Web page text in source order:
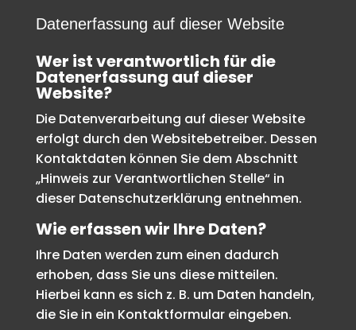
Datenerfassung auf dieser Website
Wer ist verantwortlich für die
Datenerfassung auf dieser
Website?
Die Datenverarbeitung auf dieser Website
erfolgt durch den Websitebetreiber. Dessen
Kontaktdaten können Sie dem Abschnitt
„Hinweis zur Verantwortlichen Stelle“ in
dieser Datenschutzerklärung entnehmen.
Wie erfassen wir Ihre Daten?
Ihre Daten werden zum einen dadurch
erhoben, dass Sie uns diese mitteilen.
Hierbei kann es sich z. B. um Daten handeln,
die Sie in ein Kontaktformular eingeben.